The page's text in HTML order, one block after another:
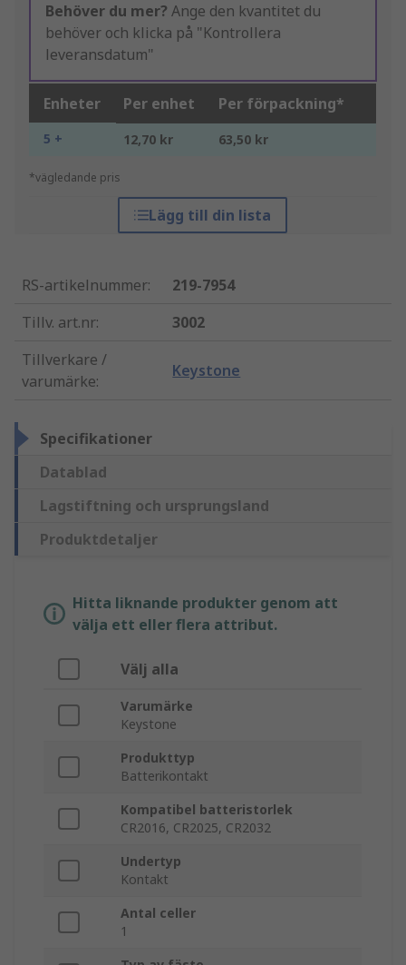
Behöver du mer? Ange den kvantitet du
behöver och klicka på "Kontrollera
leveransdatum"
Enheter Per enhet Per förpackning*
5 + 12,70 kr 63,50 kr
*vägledande pris
Lägg till din lista
RS-artikelnummer:
219-7954
Tillv. art.nr:
3002
Tillverkare /
varumärke:
Keystone
Specifikationer
Datablad
Lagstiftning och ursprungsland
Produktdetaljer
Hitta liknande produkter genom att
välja ett eller flera attribut.
Välj alla
Varumärke
Keystone
Produkttyp
Batterikontakt
Kompatibel batteristorlek
CR2016, CR2025, CR2032
Undertyp
Kontakt
Antal celler
1